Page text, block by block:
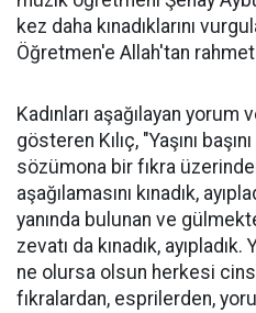
kez daha kınadıklarını
Öğretmen'e Allah'tan
Kadınları aşağılayan yorum
gösteren Kılıç, "Yaşını
sözümona bir fıkra üzerinden
aşağılamasını kınadık,
yanında bulunan ve
zevatı da kınadık,
ne olursa olsun herkesi
fıkralardan, esprilerden,